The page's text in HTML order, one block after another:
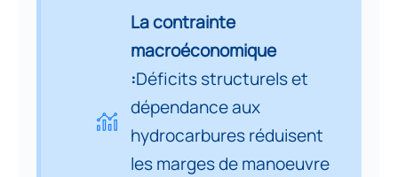
rééquilibrages
Partie 5. La contrainte monétaire
et financière : réforme du
système financier, change et
informalité
La contrainte
macroéconomique
:Déficits structurels et
dépendance aux
hydrocarbures réduisent
les marges de manoeuvre